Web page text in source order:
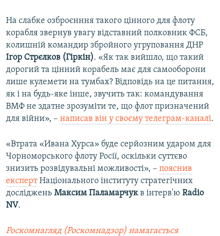
На слабке озброєнння такого цінного для флоту
корабля звернув увагу відставний полковник ФСБ,
колишній командир збройного угруповання ДНР
Ігор Стрєлков (Гіркін). «Як так вийшло, що такий
дорогий та цінний корабель має для самооборони
лише кулемети на тумбах? Відповідь на це питання,
як і на будь-яке інше, звучить так: командування
ВМФ не здатне зрозуміти те, що флот призначений
для війни», – написав він у своєму телеграм-каналі.
«Втрата «Ивана Хурса» буде серйозним ударом для
Чорноморського флоту Росії, оскільки суттєво
знизить розвідувальні можливості», – пояснив
експертНаціонального інституту стратегічних
досліджень Максим Паламарчукв інтерв'ю Radio
NV.
Роскомнагляд (Роскомнадзор) намагається